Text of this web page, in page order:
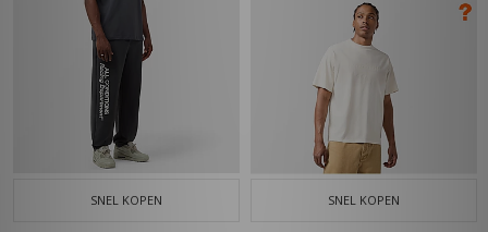
SNEL KOPEN SNEL KOPEN